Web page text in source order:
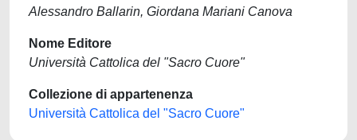
Alessandro Ballarin, Giordana Mariani Canova
Nome Editore
Università Cattolica del "Sacro Cuore"
Collezione di appartenenza
Università Cattolica del "Sacro Cuore"